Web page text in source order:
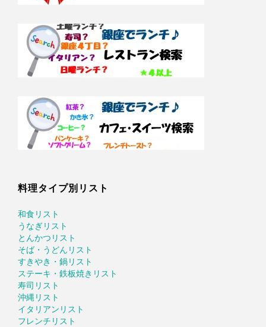
料理タイプ別リスト
和食リスト
うなぎリスト
とんかつリスト
そば・うどんリスト
すきやき・鍋リスト
ステーキ・鉄板焼きリスト
寿司リスト
沖縄リスト
イタリアンリスト
フレンチリスト